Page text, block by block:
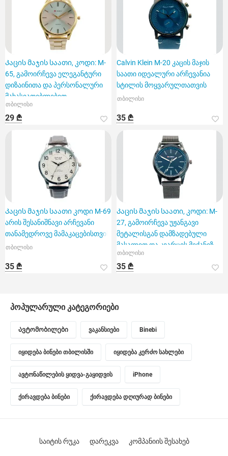
Კაცის მაჯის საათი, კოდი: M-
65, გამოირჩევა ელეგანტური
დიზაინითა და პერსონალური
მახასიათებლებით
თბილისი
29 ₾
Calvin Klein M-20 კაცის მაჯის
საათი იდეალური არჩევანია
სტილის მოყვარულთათვის
თბილისი
35 ₾
Კაცის მაჯის საათი კოდი M-69
არის შესანიშნავი არჩევანი
თანამედროვე მამაკაცებისთვის
თბილისი
35 ₾
Კაცის მაჯის საათი, კოდი: M-
27, გამოირჩევა უჟანგავი
მეტალისგან დამზადებული
მასალით და კვარცის მექანიზ
თბილისი
35 ₾
პოპულარული კატეგორიები
Ავტომობილები ვაკანსიები Binebi
იყიდება ბინები თბილისში იყიდება კერძო სახლები
ავტონაწილების ყიდვა-გაყიდვის iPhone
ქირავდება ბინები ქირავდება დღიურად ბინები
საიტის რუკა დარეკვა კომპანიის შესახებ